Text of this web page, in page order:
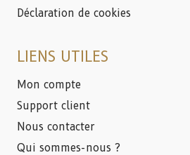
Déclaration de cookies
LIENS UTILES
Mon compte
Support client
Nous contacter
Qui sommes-nous ?